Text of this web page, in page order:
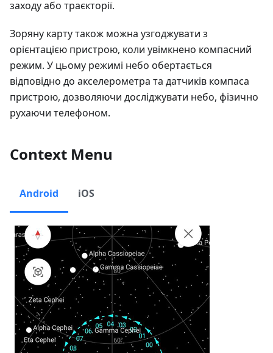
заходу або траєкторії.
Зоряну карту також можна узгоджувати з
орієнтацією пристрою, коли увімкнено компасний
режим. У цьому режимі небо обертається
відповідно до акселерометра та датчиків компаса
пристрою, дозволяючи досліджувати небо, фізично
рухаючи телефоном.
Context Menu
Android iOS